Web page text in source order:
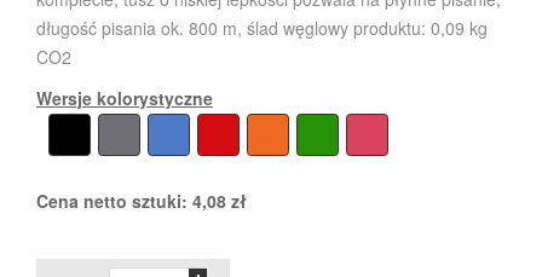
długość pisania ok. 800 m, ślad węglowy produktu: 0,09 kg
CO2
Wersje kolorystyczne
Cena netto sztuki: 4,08 zł